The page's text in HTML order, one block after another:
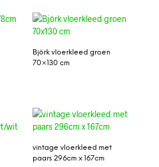
Björk vloerkleed groen
70×130 cm
vintage vloerkleed met
paars 296cm x 167cm